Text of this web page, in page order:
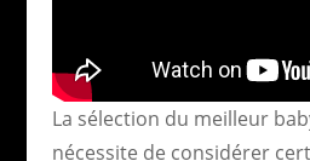
La sélection du meilleur
nécessite de considérer